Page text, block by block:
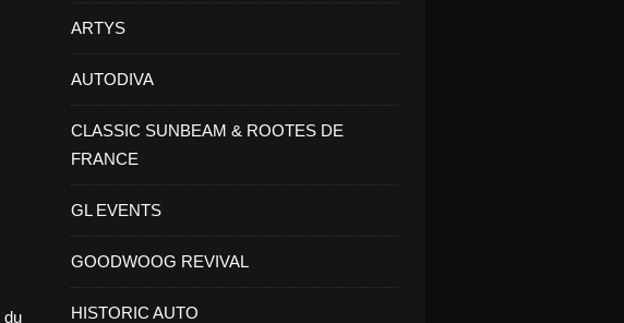
ARTYS
AUTODIVA
CLASSIC SUNBEAM & ROOTES DE
FRANCE
GL EVENTS
GOODWOOG REVIVAL
HISTORIC AUTO